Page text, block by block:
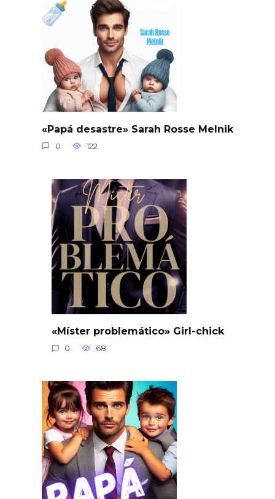
«Papá desastre» Sarah Rosse Melnik
0 122
«Míster problemático» Girl-chick
0 68